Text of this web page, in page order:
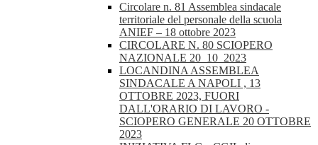
Circolare n. 81 Assemblea sindacale
territoriale del personale della scuola
ANIEF – 18 ottobre 2023
CIRCOLARE N. 80 SCIOPERO
NAZIONALE 20_10_2023
LOCANDINA ASSEMBLEA
SINDACALE A NAPOLI , 13
OTTOBRE 2023, FUORI
DALL'ORARIO DI LAVORO -
SCIOPERO GENERALE 20 OTTOBRE
2023